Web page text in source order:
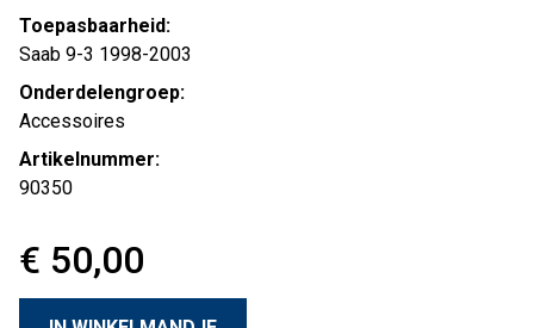
Toepasbaarheid:
Saab 9-3 1998-2003
Onderdelengroep:
Accessoires
Artikelnummer:
90350
€ 50,00